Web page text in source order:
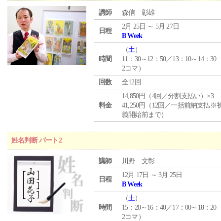
講師 森信 彰雄
日程
2月 25日 ～ 5月 27日
B Week
時間
（土）
11：30～12：50／13：10～14：30
2コマ）
回数
全12回
料金
14,850円（4回／分割支払い）×3
41,250円（12回／一括前納支払※
義開始前まで）
姓名判断 パート2
講師 川野 文彰
日程
12月 17日 ～ 3月 25日
B Week
時間
（土）
15：20～16：40／17：00～18：20
2コマ）